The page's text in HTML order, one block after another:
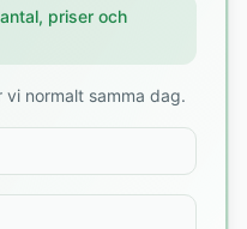
priser och
vi normalt samma dag.